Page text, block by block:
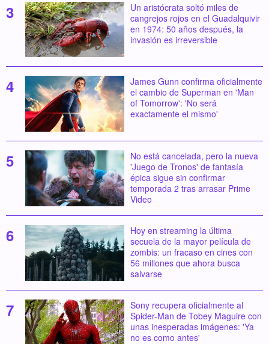
Un aristócrata soltó miles de
cangrejos rojos en el Guadalquivir
en 1974: 50 años después, la
invasión es irreversible
James Gunn confirma oficialmente
el cambio de Superman en 'Man
of Tomorrow': 'No será
exactamente el mismo'
No está cancelada, pero la nueva
'Juego de Tronos' de fantasía
épica sigue sin confirmar
temporada 2 tras arrasar Prime
Video
Hoy en streaming la última
secuela de la mayor película de
zombis: un fracaso en cines con
56 millones que ahora busca
salvarse
Sony recupera oficialmente al
Spider-Man de Tobey Maguire con
unas inesperadas imágenes: 'Ya
no es como antes'